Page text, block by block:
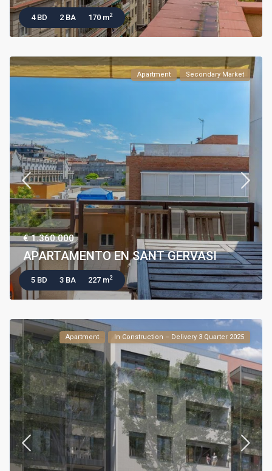
4 BD 2 BA 170 m2
Apartment Secondary Market
€ 1.360.000
APARTAMENTO EN SANT GERVASI
5 BD 3 BA 227 m2
Apartment In Construction – Delivery 3 Quarter 2025